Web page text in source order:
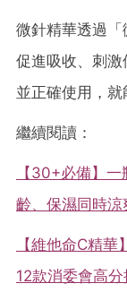
微針精華透過
促進吸收、刺
並正確使用，就
繼續閱讀：
【30+必備】
齡、保濕同時涼
【維他命C精
12款消委會高